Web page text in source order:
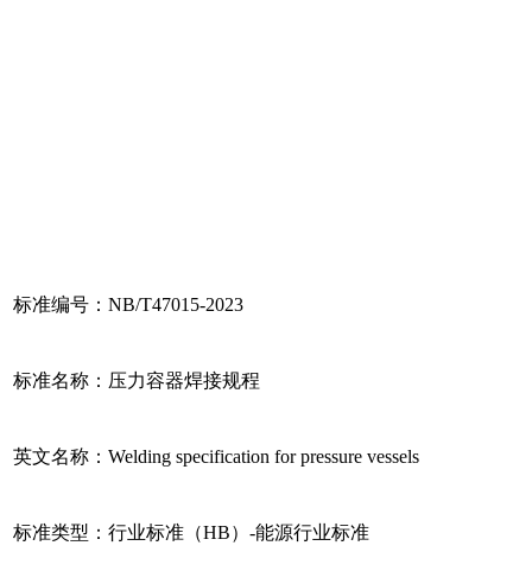
标准编号：NB/T47015-2023
标准名称：压力容器焊接规程
英文名称：Welding specification for pressure vessels
标准类型：行业标准（HB）-能源行业标准